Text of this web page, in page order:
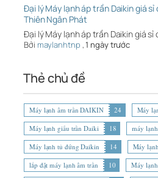
Đại lý Máy lạnh áp trần Daikin giá sỉ
Thiên Ngân Phát
Đại lý Máy lạnh áp trần Daikin giá sỉ
Bởi maylanhtnp ,1 ngày trước
Thẻ chủ đề
Máy lạnh âm trần DAIKIN 24 Máy
Máy lạnh giấu trần Daiki
18 máy
Máy lạnh tủ đứng Daikin
14 Máy
lắp đặt máy lạnh âm trần
10 Máy